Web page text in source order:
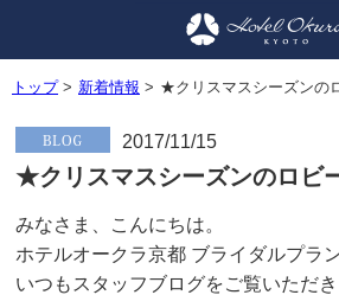
トップ> 新着情報 > ★クリスマスシーズンの
2017/11/15
★クリスマスシーズンのロビ
みなさま、こんにちは。
ホテルオークラ京都 ブライダルプラ
いつもスタッフブログをご覧いただ